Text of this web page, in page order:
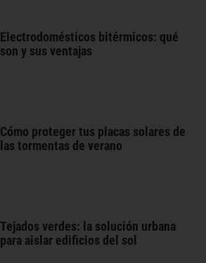
Electrodomésticos bitérmicos: qué
son y sus ventajas
Cómo proteger tus placas solares de
las tormentas de verano
Tejados verdes: la solución urbana
para aislar edificios del sol